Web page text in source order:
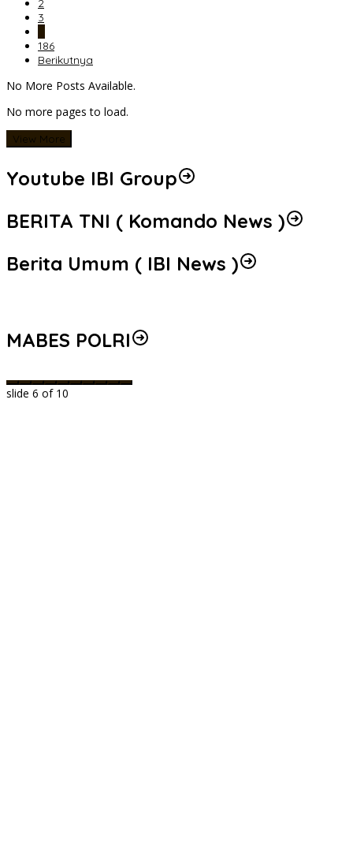
2
3
186
Berikutnya
No More Posts Available.
No more pages to load.
View More
Youtube IBI Group
BERITA TNI ( Komando News )
Berita Umum ( IBI News )
MABES POLRI
slide 6 of 10